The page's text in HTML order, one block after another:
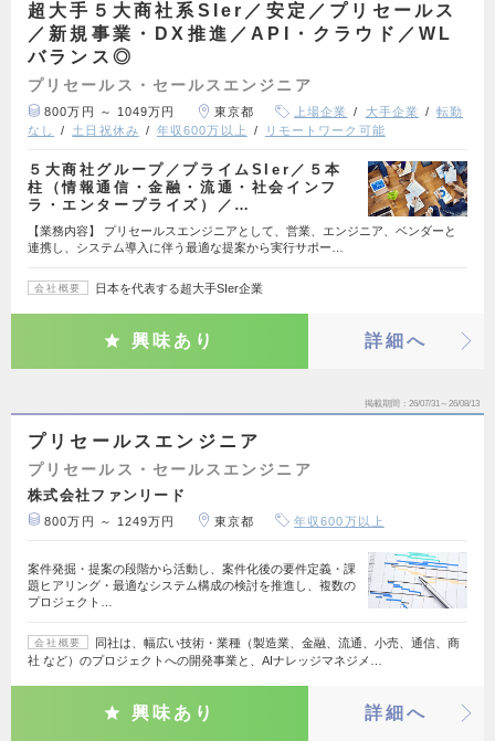
超大手５大商社系SIer／安定／プリセールス
／新規事業・DX推進／API・クラウド／WL
バランス◎
プリセールス・セールスエンジニア
800万円 ～ 1049万円 東京都 上場企業 大手企業
転勤
なし
土日祝休み 年収600万以上 リモートワーク可能
５大商社グループ／プライムSIer／５本
柱（情報通信・金融・流通・社会インフ
ラ・エンタープライズ）／…
【業務内容】 プリセールスエンジニアとして、営業、エンジニア、ベンダーと
連携し、システム導入に伴う最適な提案から実行サポー…
会社概要 日本を代表する超大手SIer企業
興味あり 詳細へ
掲載期間 26/07/31～26/08/13
プリセールスエンジニア
プリセールス・セールスエンジニア
株式会社ファンリード
800万円 ～ 1249万円 東京都 年収600万以上
案件発掘・提案の段階から活動し、案件化後の要件定義・課
題ヒアリング・最適なシステム構成の検討を推進し、複数の
プロジェクト…
会社概要
同社は、幅広い技術・業種（製造業、金融、流通、小売、通信、商
社 など）のプロジェクトへの開発事業と、AIナレッジマネジメ…
興味あり 詳細へ